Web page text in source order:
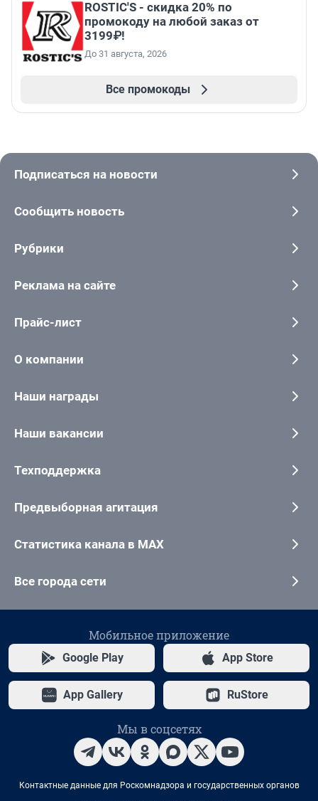
ROSTIC'S - скидка 20% по
промокоду на любой заказ от
3199₽!
До 31 августа, 2026
Все промокоды
Подписаться на новости
Сообщить новость
Рубрики
Реклама на сайте
Прайс-лист
О компании
Наши награды
Наши вакансии
Техподдержка
Предвыборная агитация
Статистика канала в MAX
Все города сети
Мобильное приложение
Google Play App Store
App Gallery RuStore
Мы в соцсетях
Контактные данные для Роскомнадзора и государственных органов